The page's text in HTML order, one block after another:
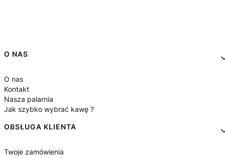
Linki w stopce
O NAS
O nas
Kontakt
Nasza palarnia
Jak szybko wybrać kawę ?
OBSŁUGA KLIENTA
Twoje zamówienia